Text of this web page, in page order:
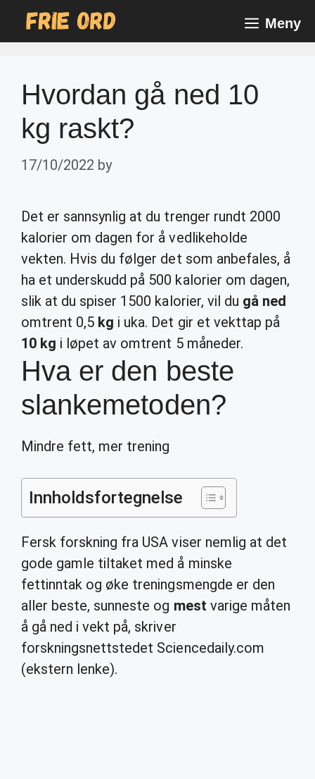
Meny
Hvordan gå ned 10
kg raskt?
17/10/2022 by
Det er sannsynlig at du trenger rundt 2000
kalorier om dagen for å vedlikeholde
vekten. Hvis du følger det som anbefales, å
ha et underskudd på 500 kalorier om dagen,
slik at du spiser 1500 kalorier, vil du gå ned
omtrent 0,5 kg i uka. Det gir et vekttap på
10 kg i løpet av omtrent 5 måneder.
Hva er den beste
slankemetoden?
Mindre fett, mer trening
Innholdsfortegnelse
Fersk forskning fra USA viser nemlig at det
gode gamle tiltaket med å minske
fettinntak og øke treningsmengde er den
aller beste, sunneste og mest varige måten
å gå ned i vekt på, skriver
forskningsnettstedet Sciencedaily.com
(ekstern lenke).